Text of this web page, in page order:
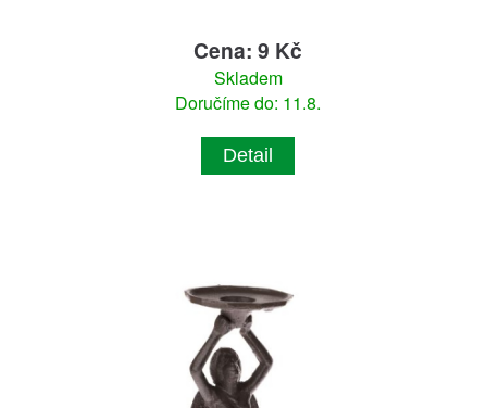
Cena: 9 Kč
Skladem
Doručíme do: 11.8.
Detail